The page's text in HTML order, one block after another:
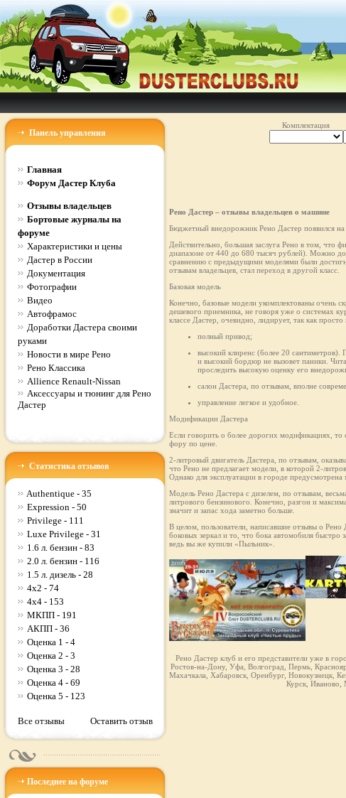
Панель управления
Главная
Форум Дастер Клуба
Отзывы владельцев
Бортовые журналы на
форуме
Характеристики и цены
Дастер в России
Документация
Фотографии
Видео
Автофрамос
Доработки Дастера своими
руками
Новости в мире Рено
Рено Классика
Allience Renault-Nissan
Аксессуары и тюнинг для Рено
Дастер
Статистика отзывов
Authentique - 35
Expression - 50
Privilege - 111
Luxe Privilege - 31
1.6 л. бензин - 83
2.0 л. бензин - 116
1.5 л. дизель - 28
4x2 - 74
4x4 - 153
МКПП - 191
АКПП - 36
Оценка 1 - 4
Оценка 2 - 3
Оценка 3 - 28
Оценка 4 - 69
Оценка 5 - 123
Все отзывы Оставить отзыв
Последнее на форуме
Комплектация
Рено Дастер – отзывы владельцев о машине
Бюджетный внедорожник Рено Дастер появился
Действительно, большая заслуга Рено в том, что
диапазоне от 440 до 680 тысяч рублей). Можно
сравнению с предыдущими моделями были
отзывам владельцев, стал переход в другой класс.
Базовая модель
Конечно, базовые модели укомплектованы очень
дешевого приемника, не говоря уже о системах
классе Дастер, очевидно, лидирует, так как
полный привод;
высокий клиренс (более 20 сантиметров).
и высокий бордюр не вызовет паники.
проследить высокую оценку его
салон Дастера, по отзывам, вполне
управление легкое и удобное.
Модификации Дастера
Если говорить о более дорогих модификациях, то
фору по цене.
2-литровый двигатель Дастера, по отзывам,
что Рено не предлагает модели, в которой 2-
Однако для эксплуатации в городе
Модель Рено Дастера с дизелем, по отзывам,
литрового бензинового. Конечно, разгон и
значит и запас хода заметно больше.
В целом, пользователи, написавшие отзывы о
боковых зеркал и то, что бока автомобиля быстро
ведь вы же купили «Пыльник».
Рено Дастер клуб и его представители уже в
Ростов-на-Дону, Уфа, Волгоград, Пермь,
Махачкала, Хабаровск, Оренбург, Новокузнецк,
Курск, Иваново,